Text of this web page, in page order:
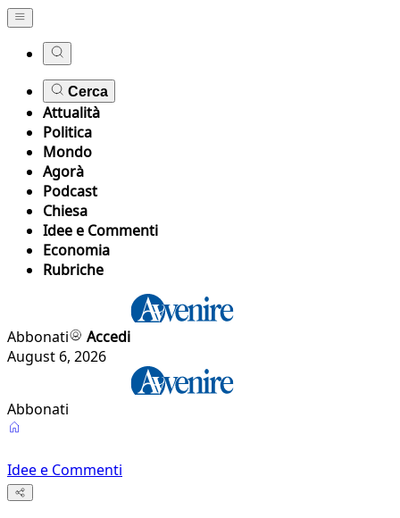
Cerca
Attualità
Politica
Mondo
Agorà
Podcast
Chiesa
Idee e Commenti
Economia
Rubriche
Abbonati
Accedi
August 6, 2026
Abbonati
Idee e Commenti